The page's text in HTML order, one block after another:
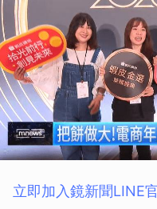
立即加入鏡新聞LINE